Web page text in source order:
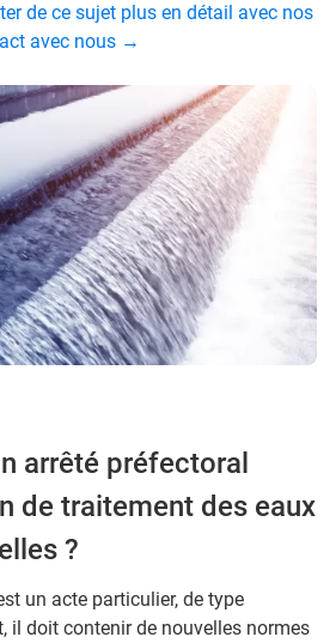
de ce sujet plus en détail avec nos
avec nous →
arrêté préfectoral
de traitement des eaux
?
un acte particulier, de type
il doit contenir de nouvelles normes